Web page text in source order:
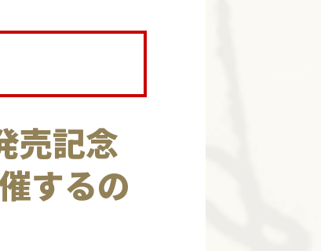
売記念
するの